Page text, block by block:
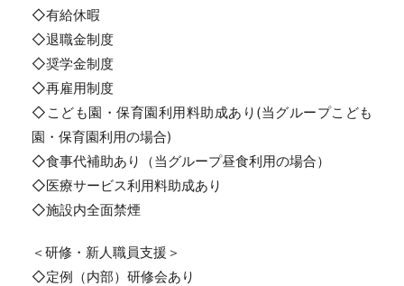
◇有給休暇
◇退職金制度
◇奨学金制度
◇再雇用制度
◇こども園・保育園利用料助成あり(当グループこども
園・保育園利用の場合)
◇食事代補助あり（当グループ昼食利用の場合）
◇医療サービス利用料助成あり
◇施設内全面禁煙
＜研修・新人職員支援＞
◇定例（内部）研修会あり